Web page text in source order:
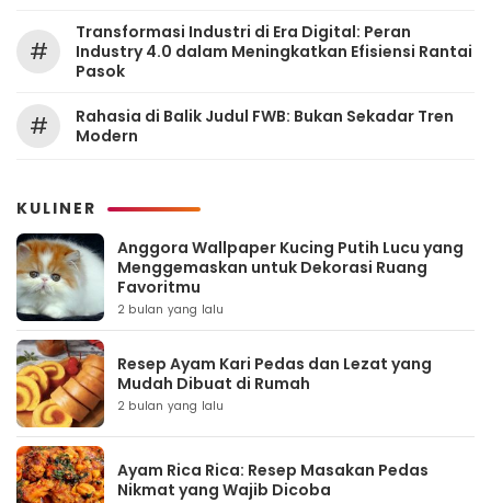
#
Transformasi Industri di Era Digital: Peran
Industry 4.0 dalam Meningkatkan Efisiensi Rantai
Pasok
#
Rahasia di Balik Judul FWB: Bukan Sekadar Tren
Modern
KULINER
Anggora Wallpaper Kucing Putih Lucu yang
Menggemaskan untuk Dekorasi Ruang
Favoritmu
2 bulan yang lalu
Resep Ayam Kari Pedas dan Lezat yang
Mudah Dibuat di Rumah
2 bulan yang lalu
Ayam Rica Rica: Resep Masakan Pedas
Nikmat yang Wajib Dicoba